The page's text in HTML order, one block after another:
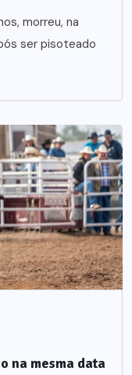
morreu, na
ser pisoteado
na mesma data